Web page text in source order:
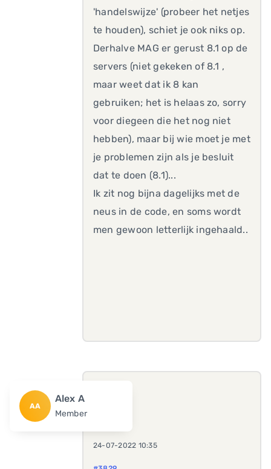
'handelswijze' (probeer het netjes
te houden), schiet je ook niks op.
Derhalve MAG er gerust 8.1 op de
servers (niet gekeken of 8.1 ,
maar weet dat ik 8 kan
gebruiken; het is helaas zo, sorry
voor diegeen die het nog niet
hebben), maar bij wie moet je met
je problemen zijn als je besluit
dat te doen (8.1)...
Ik zit nog bijna dagelijks met de
neus in de code, en soms wordt
men gewoon letterlijk ingehaald..
AA
Alex A
Member
24-07-2022 10:35